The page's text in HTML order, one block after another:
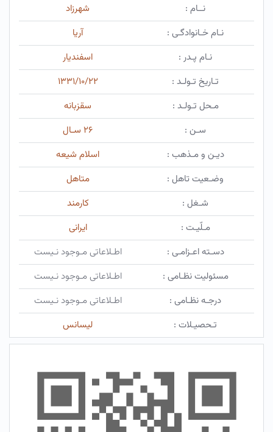
نــام :
شهرزاد
نـام خـانوادگـی :
آریا
نـام پـدر :
اسفندیار
تـاریخ تـولـد :
۱۳۳۱/۱۰/۲۲
مـحل تـولـد :
سقزبانه
سـن :
۲۶ سـال
دیـن و مـذهب :
اسلام شیعه
وضـعیت تاهل :
متاهل
شـغل :
كارمند
مـلّیـت :
ایرانی
دسـته اعـزامـی :
اطـلاعاتی مـوجود نـیست
مسئولیت نظـامی :
اطـلاعاتی مـوجود نـیست
درجـه نظـامی :
اطـلاعاتی مـوجود نـیست
تـحصیـلات :
ليسانس